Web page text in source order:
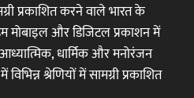
प्रकाशित करने वाले भारत के
मोबाइल और डिजिटल प्रकाशन में
धार्मिक और मनोरंजन
श्रेणियों में सामग्री प्रकाशित